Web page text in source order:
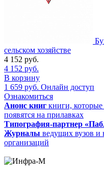
сельском хозяйстве
4 152 руб.
4 152 руб.
В корзину
1 659 руб. Онлайн доступ
Ознакомиться
Анонс книг книги,
появятся на прилавках
Типография-партнер
Журналы ведущих вузов и
организаций